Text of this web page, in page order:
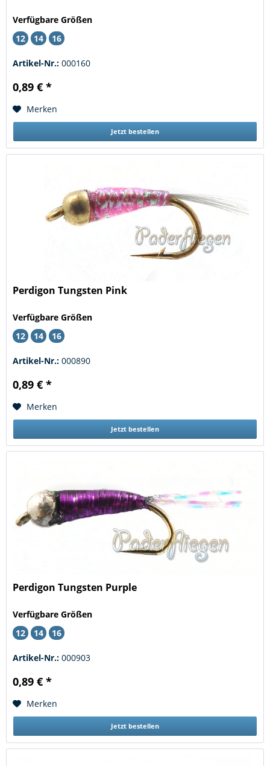
Verfügbare Größen
12
14 16
Artikel-Nr.: 000160
0,89 € *
Merken
Jetzt bestellen
Perdigon Tungsten Pink
Verfügbare Größen
12
14 16
Artikel-Nr.: 000890
0,89 € *
Merken
Jetzt bestellen
Perdigon Tungsten Purple
Verfügbare Größen
12
14 16
Artikel-Nr.: 000903
0,89 € *
Merken
Jetzt bestellen